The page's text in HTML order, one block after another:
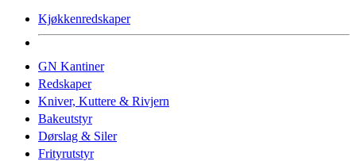
Kjøkkenredskaper
GN Kantiner
Redskaper
Kniver, Kuttere & Rivjern
Bakeutstyr
Dørslag & Siler
Frityrutstyr